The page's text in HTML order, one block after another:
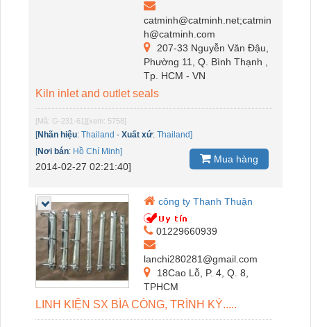
catminh@catminh.net;catmin
h@catminh.com
207-33 Nguyễn Văn Đậu,
Phường 11, Q. Bình Thạnh ,
Tp. HCM - VN
Kiln inlet and outlet seals
[Mã: G-231-61][xem: 5758]
[Nhãn hiệu: Thailand - Xuất xứ: Thailand]
[Nơi bán: Hồ Chí Minh]
2014-02-27 02:21:40]
Mua hàng
công ty Thanh Thuận
01229660939
lanchi280281@gmail.com
18Cao Lỗ, P. 4, Q. 8,
TPHCM
LINH KIỆN SX BÌA CÒNG, TRÌNH KÝ.....